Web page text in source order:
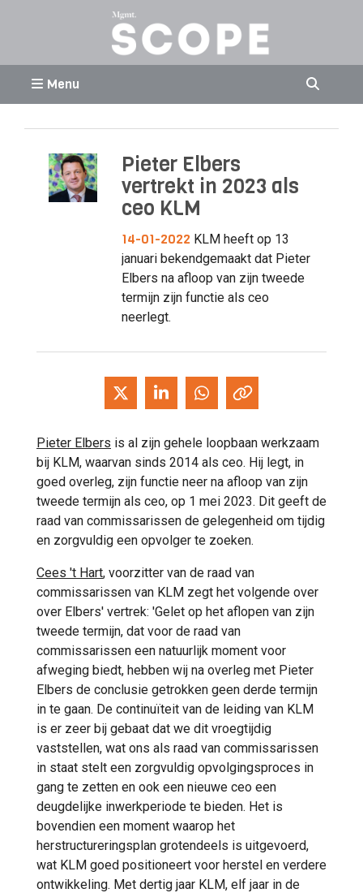
Menu
Pieter Elbers
vertrekt in 2023 als
ceo KLM
14-01-2022 KLM heeft op 13
januari bekendgemaakt dat Pieter
Elbers na afloop van zijn tweede
termijn zijn functie als ceo
neerlegt.
Pieter Elbers is al zijn gehele loopbaan werkzaam
bij KLM, waarvan sinds 2014 als ceo. Hij legt, in
goed overleg, zijn functie neer na afloop van zijn
tweede termijn als ceo, op 1 mei 2023. Dit geeft de
raad van commissarissen de gelegenheid om tijdig
en zorgvuldig een opvolger te zoeken.
Cees 't Hart, voorzitter van de raad van
commissarissen van KLM zegt het volgende over
over Elbers' vertrek: 'Gelet op het aflopen van zijn
tweede termijn, dat voor de raad van
commissarissen een natuurlijk moment voor
afweging biedt, hebben wij na overleg met Pieter
Elbers de conclusie getrokken geen derde termijn
in te gaan. De continuïteit van de leiding van KLM
is er zeer bij gebaat dat we dit vroegtijdig
vaststellen, wat ons als raad van commissarissen
in staat stelt een zorgvuldig opvolgingsproces in
gang te zetten en ook een nieuwe ceo een
deugdelijke inwerkperiode te bieden. Het is
bovendien een moment waarop het
herstructureringsplan grotendeels is uitgevoerd,
wat KLM goed positioneert voor herstel en verdere
ontwikkeling. Met dertig jaar KLM, elf jaar in de